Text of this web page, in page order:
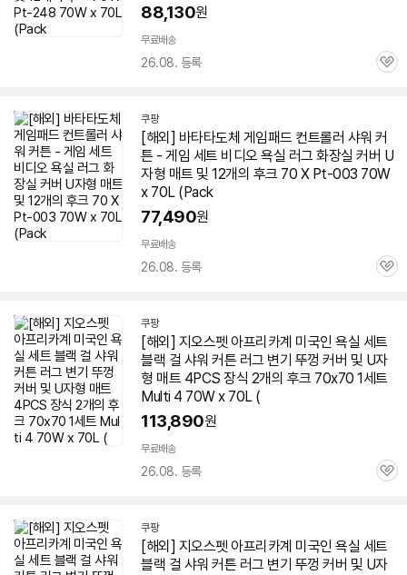
88,130원
무료배송
26.08. 등록
관
쿠팡
[해외] 바타타도체 게임패드 컨트롤러 샤워 커
튼 - 게임 세트 비디오 욕실 러그 화장실 커버 U
자형 매트 및 12개의 후크 70 X Pt-003 70W
x 70L (Pack
77,490원
무료배송
26.08. 등록
관
쿠팡
[해외] 지오스펫 아프리카계 미국인 욕실 세트
블랙 걸 샤워 커튼 러그 변기 뚜껑 커버 및 U자
형 매트 4PCS 장식 2개의 후크 70x70 1세트
Multi 4 70Wx 70L (
113,890원
무료배송
26.08. 등록
관
쿠팡
[해외] 지오스펫 아프리카계 미국인 욕실 세트
블랙 걸 샤워 커튼 러그 변기 뚜껑 커버 및 U자